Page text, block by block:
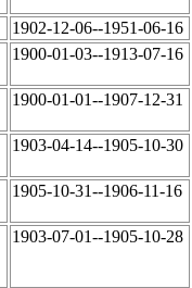
1902-12-06--1951-06-16
1900-01-03--1913-07-16
1900-01-01--1907-12-31
1903-04-14--1905-10-30
1905-10-31--1906-11-16
1903-07-01--1905-10-28